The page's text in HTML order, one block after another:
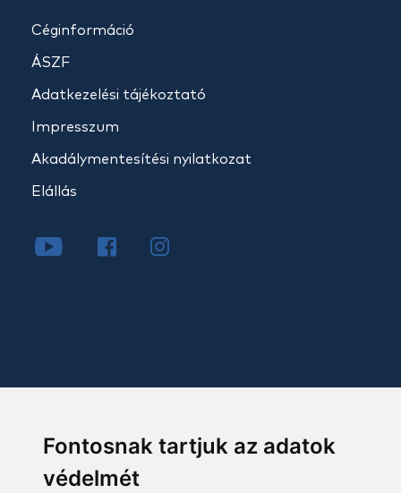
Fontosnak tartjuk az adatok
védelmét
Céginformáció
ÁSZF
Adatkezelési tájékoztató
Impresszum
Akadálymentesítési nyilatkozat
Elállás